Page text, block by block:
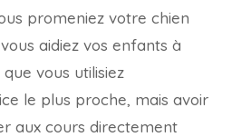
promeniez votre chien
aidiez vos enfants à
vous utilisiez
le plus proche, mais avoir
aux cours directement